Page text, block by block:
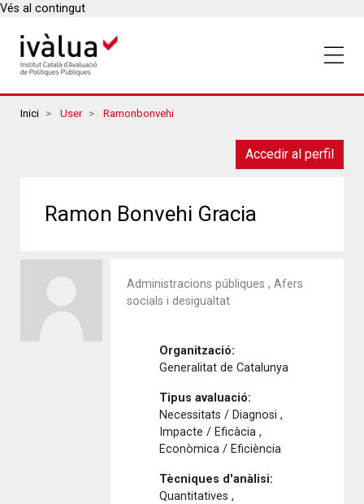
Vés al contingut
Breadcrumbs
Inici User Ramonbonvehi
Accedir al perfil
Ramon Bonvehi Gracia
Administracions públiques , Afers
socials i desigualtat
Organització:
Generalitat de Catalunya
Tipus avaluació:
Necessitats / Diagnosi ,
Impacte / Eficàcia ,
Econòmica / Eficiència
Tècniques d'anàlisi:
Quantitatives ,